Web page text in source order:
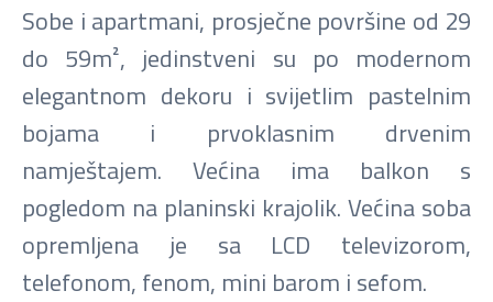
Sobe i apartmani, prosječne površine od 29
do 59m², jedinstveni su po modernom
elegantnom dekoru i svijetlim pastelnim
bojama i prvoklasnim drvenim
namještajem. Većina ima balkon s
pogledom na planinski krajolik. Većina soba
opremljena je sa LCD televizorom,
telefonom, fenom, mini barom i sefom.